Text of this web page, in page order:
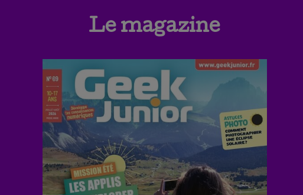
Le magazine